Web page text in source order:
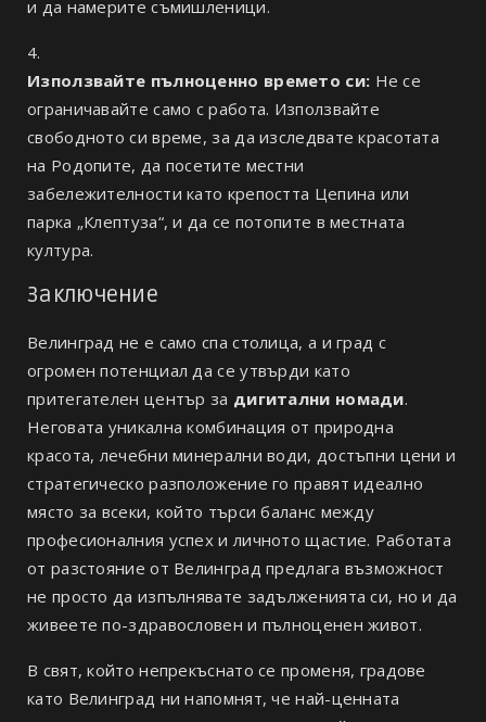
и да намерите съмишленици.
Използвайте пълноценно времето си: Не се
ограничавайте само с работа. Използвайте
свободното си време, за да изследвате красотата
на Родопите, да посетите местни
забележителности като крепостта Цепина или
парка „Клептуза“, и да се потопите в местната
култура.
Заключение
Велинград не е само спа столица, а и град с
огромен потенциал да се утвърди като
притегателен център за дигитални номади.
Неговата уникална комбинация от природна
красота, лечебни минерални води, достъпни цени и
стратегическо разположение го правят идеално
място за всеки, който търси баланс между
професионалния успех и личното щастие. Работата
от разстояние от Велинград предлага възможност
не просто да изпълнявате задълженията си, но и да
живеете по-здравословен и пълноценен живот.
В свят, който непрекъснато се променя, градове
като Велинград ни напомнят, че най-ценната